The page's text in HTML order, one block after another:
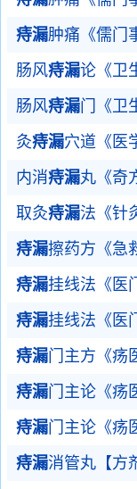
痔漏肿痛《儒门
肠风痔漏论《卫
肠风痔漏门《卫
灸痔漏穴道《医
内消痔漏丸《奇
取灸痔漏法《针
痔漏擦药方《急
痔漏挂线法《医
痔漏挂线法《医
痔漏门主方《疡
痔漏门主论《疡
痔漏门主论《疡
痔漏消管丸【方